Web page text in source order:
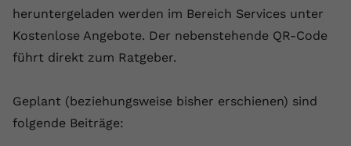
heruntergeladen werden im Bereich Services unter
Kostenlose Angebote. Der nebenstehende QR-Code
führt direkt zum Ratgeber.
Geplant (beziehungsweise bisher erschienen) sind
folgende Beiträge: